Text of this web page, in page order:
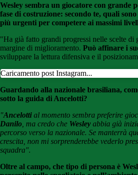
Wesley sembra un giocatore con grande
fase di costruzione: secondo te, quali
più urgenti per competere ai massimi
"Ha già fatto grandi progressi nelle scelte di
margine di miglioramento. Può affinare i
sviluppare la lettura difensiva e il
Caricamento post Instagram...
Guardando alla nazionale brasiliana,
sotto la guida di Ancelotti?
"Ancelottial momento sembra preferire
Danilo , ma credo che Wesley abbia già
percorso verso la nazionale. Se manterrà
crescita, non mi sorprenderebbe vederlo
squadra".
Oltre al campo, che tipo di persona è